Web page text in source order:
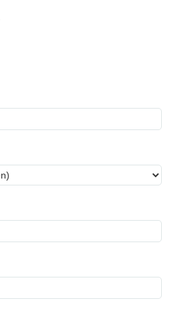
Feld die Eingabeund starten